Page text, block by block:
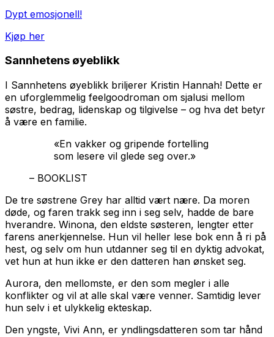
Dypt emosjonell!
Kjøp her
Sannhetens øyeblikk
I Sannhetens øyeblikk briljerer Kristin Hannah! Dette er
en uforglemmelig feelgoodroman om sjalusi mellom
søstre, bedrag, lidenskap og tilgivelse – og hva det betyr
å være en familie.
«En vakker og gripende fortelling
som lesere vil glede seg over.»
– BOOKLIST
De tre søstrene Grey har alltid vært nære. Da moren
døde, og faren trakk seg inn i seg selv, hadde de bare
hverandre. Winona, den eldste søsteren, lengter etter
farens anerkjennelse. Hun vil heller lese bok enn å ri på
hest, og selv om hun utdanner seg til en dyktig advokat,
vet hun at hun ikke er den datteren han ønsket seg.
Aurora, den mellomste, er den som megler i alle
konflikter og vil at alle skal være venner. Samtidig lever
hun selv i et ulykkelig ekteskap.
Den yngste, Vivi Ann, er yndlingsdatteren som tar hånd